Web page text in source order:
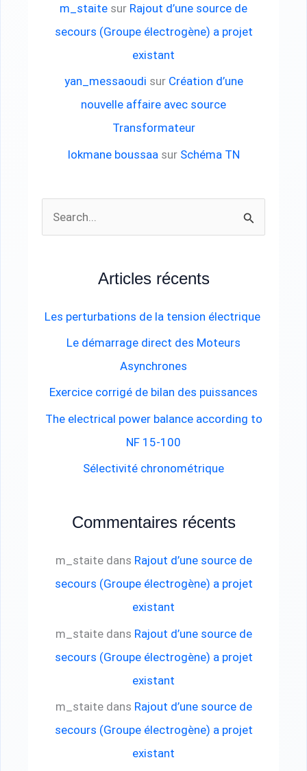
m_staite sur Rajout d’une source de
secours (Groupe électrogène) a projet
existant
yan_messaoudi sur Création d’une
nouvelle affaire avec source
Transformateur
lokmane boussaa sur Schéma TN
e
Articles récents
Les perturbations de la tension électrique
Le démarrage direct des Moteurs
Asynchrones
Exercice corrigé de bilan des puissances
The electrical power balance according to
NF 15-100
Sélectivité chronométrique
Commentaires récents
m_staitedans Rajout d’une source de
secours (Groupe électrogène) a projet
existant
m_staitedans Rajout d’une source de
secours (Groupe électrogène) a projet
existant
m_staitedans Rajout d’une source de
secours (Groupe électrogène) a projet
existant